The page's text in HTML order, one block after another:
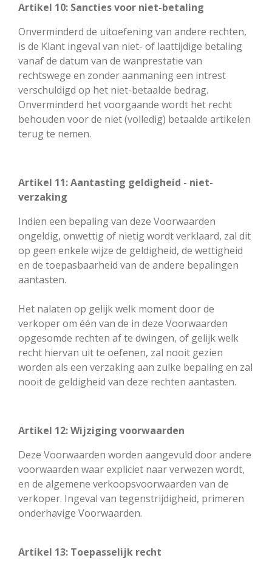
Artikel 10: Sancties voor niet-betaling
Onverminderd de uitoefening van andere rechten,
is de Klant ingeval van niet- of laattijdige betaling
vanaf de datum van de wanprestatie van
rechtswege en zonder aanmaning een intrest
verschuldigd op het niet-betaalde bedrag.
Onverminderd het voorgaande wordt het recht
behouden voor de niet (volledig) betaalde artikelen
terug te nemen.
Artikel 11: Aantasting geldigheid - niet-
verzaking
Indien een bepaling van deze Voorwaarden
ongeldig, onwettig of nietig wordt verklaard, zal dit
op geen enkele wijze de geldigheid, de wettigheid
en de toepasbaarheid van de andere bepalingen
aantasten.
Het nalaten op gelijk welk moment door de
verkoper om één van de in deze Voorwaarden
opgesomde rechten af te dwingen, of gelijk welk
recht hiervan uit te oefenen, zal nooit gezien
worden als een verzaking aan zulke bepaling en zal
nooit de geldigheid van deze rechten aantasten.
Artikel 12: Wijziging voorwaarden
Deze Voorwaarden worden aangevuld door andere
voorwaarden waar expliciet naar verwezen wordt,
en de algemene verkoopsvoorwaarden van de
verkoper. Ingeval van tegenstrijdigheid, primeren
onderhavige Voorwaarden.
Artikel 13: Toepasselijk recht